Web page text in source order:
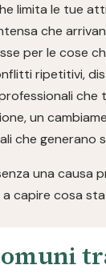
limita le tue
che
per le cose
ripetitivi,
che
un
che generano
una
capire cosa